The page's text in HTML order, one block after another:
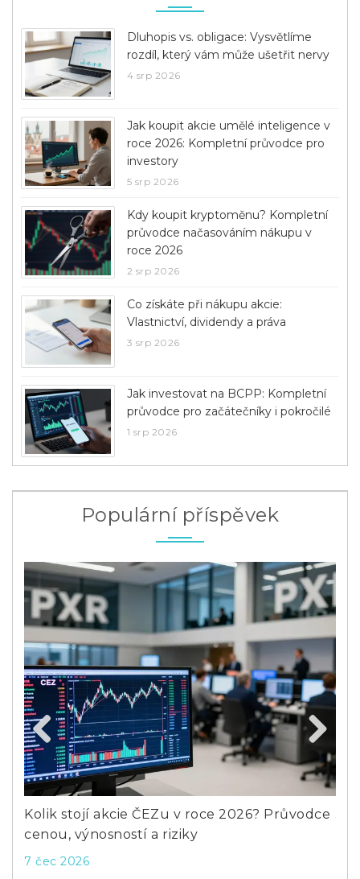
Dluhopis vs. obligace: Vysvětlíme
rozdíl, který vám může ušetřit nervy
4 srp 2026
Jak koupit akcie umělé inteligence v
roce 2026: Kompletní průvodce pro
investory
5 srp 2026
Kdy koupit kryptoměnu? Kompletní
průvodce načasováním nákupu v
roce 2026
2 srp 2026
Co získáte při nákupu akcie:
Vlastnictví, dividendy a práva
3 srp 2026
Jak investovat na BCPP: Kompletní
průvodce pro začátečníky i pokročilé
1 srp 2026
Populární příspěvek
Kolik stojí akcie ČEZu v roce 2026? Průvodce
cenou, výnosností a riziky
7 čec 2026
Previous Next